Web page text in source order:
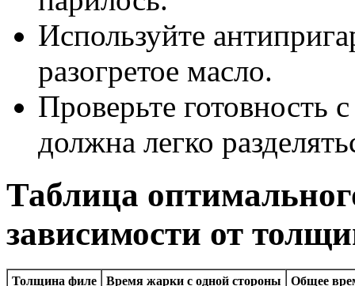
Используйте
разогретое масло.
Проверьте
должна легко
Таблица
зависимости от
Толщина филе Время жарки с одной стороны
Общее